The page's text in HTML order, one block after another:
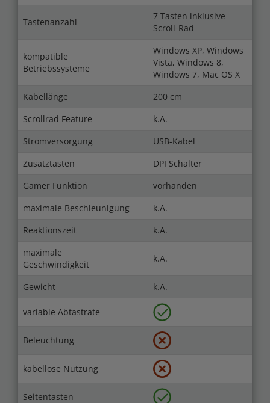
Tastenanzahl
7 Tasten inklusive
Scroll-Rad
kompatible
Betriebssysteme
Windows XP, Windows
Vista, Windows 8,
Windows 7, Mac OS X
Kabellänge
200 cm
Scrollrad Feature
k.A.
Stromversorgung
USB-Kabel
Zusatztasten
DPI Schalter
Gamer Funktion
vorhanden
maximale Beschleunigung
k.A.
Reaktionszeit
k.A.
maximale
Geschwindigkeit
k.A.
Gewicht k.A.
variable Abtastrate
Beleuchtung
kabellose Nutzung
Seitentasten